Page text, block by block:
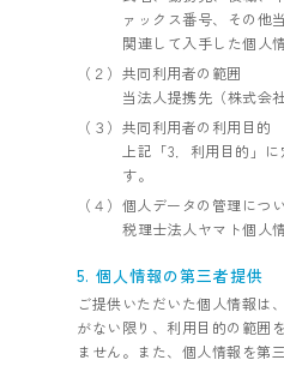
ァックス番号、その他
関連して入手した個人
（２）共同利用者の範囲
当法人提携先（株式会
（３）共同利用者の利用目的
上記「3．利用目的」
す。
（４）個人データの管理につ
税理士法人ヤマト個人
5. 個人情報の第三者提供
ご提供いただいた個人情報は
がない限り、利用目的の範囲
ません。また、個人情報を第